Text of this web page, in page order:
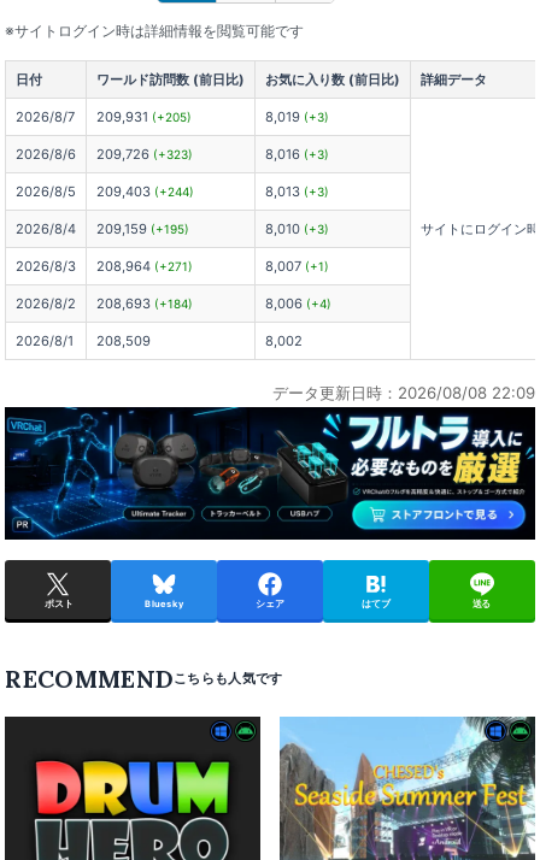
※サイトログイン時は詳細情報を閲覧可能です
日付 ワールド訪問数 (前日比) お気に入り数 (前日比) 詳細データ
2026/8/7 209,931 (+205) 8,019 (+3)
サイトにログイン
2026/8/6 209,726 (+323) 8,016 (+3)
2026/8/5 209,403 (+244) 8,013 (+3)
2026/8/4 209,159 (+195) 8,010 (+3)
2026/8/3 208,964 (+271) 8,007 (+1)
2026/8/2 208,693 (+184) 8,006 (+4)
2026/8/1 208,509 8,002
データ更新日時：2026/08/08 22:09
ポスト Bluesky シェア はてブ 送る
RECOMMEND